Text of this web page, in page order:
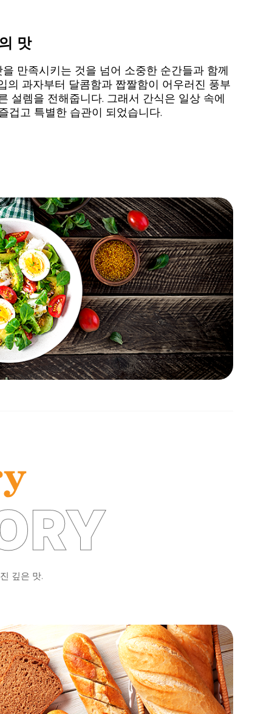
맛
만족시키는 것을 넘어 소중한 순간들과 함께
의 과자부터 달콤함과 짭짤함이 어우러진 풍부
설렘을 전해줍니다. 그래서 간식은 일상 속에
겁고 특별한 습관이 되었습니다.
깊은 맛.